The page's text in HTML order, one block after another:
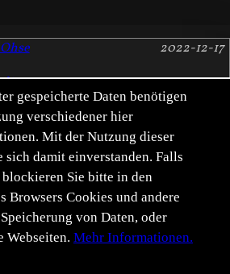
am 17.12.2023
2022-12-17
kurze Störung, aber alle drei
dauerten keine fünf Minuten.
gespeicherte Daten benötigen
verschiedener hier
Mit der Nutzung dieser
sich damit einverstanden. Falls
Sie bitte in den
Browsers Cookies und andere
von Daten, oder
Webseiten. Mehr Informationen.